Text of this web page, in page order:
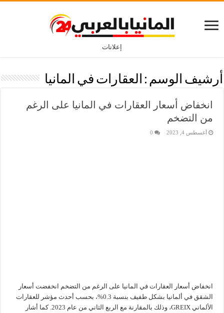
إعلانات
أرشيف الوسم : العقارات في المانيا
انخفاض أسعار العقارات في المانيا على الرغم
من التضخم
أغسطس 4, 2023 0
انخفاض أسعار العقارات في المانيا على الرغم من التضخم انخفضت أسعار
الشقق في ألمانيا بشكل طفيف بنسبة 0.3%، بحسب أحدث مؤشر للعقارات
الألماني GREIX، وذلك بالمقارنة مع الربع الثاني من عام 2023. كما أشار